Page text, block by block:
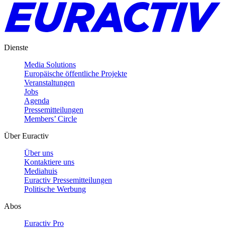
Dienste
Media Solutions
Europäische öffentliche Projekte
Veranstaltungen
Jobs
Agenda
Pressemitteilungen
Members’ Circle
Über Euractiv
Über uns
Kontaktiere uns
Mediahuis
Euractiv Pressemitteilungen
Politische Werbung
Abos
Euractiv Pro